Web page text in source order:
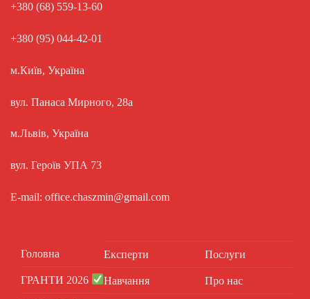
+380 (68) 559-13-60
+380 (95) 044-42-01
м.Київ, Україна
вул. Панаса Мирного, 28а
м.Львів, Україна
вул. Героїв УПА 73
E-mail: office.chaszmin@gmail.com
Головна
ГРАНТИ 2026
Експерти
Навчання
Послуги
Про нас